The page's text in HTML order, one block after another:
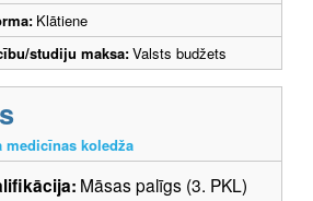
Klātiene
studiju maksa:Valsts budžets
medicīnas koledža
Māsas palīgs (3. PKL)